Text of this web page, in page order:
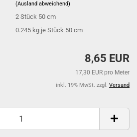
(Ausland abweichend)
2Stück 50 cm
0.245 kg je Stück 50 cm
8,65 EUR
17,30 EUR pro Meter
inkl. 19% MwSt. zzgl. Versand